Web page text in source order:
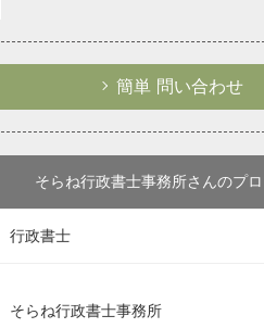
簡単 問い合わせ
そらね行政書士事務所さんのプ
行政書士
そらね行政書士事務所